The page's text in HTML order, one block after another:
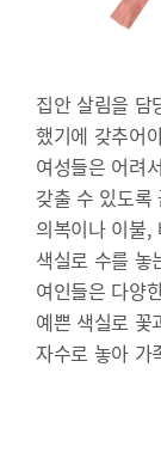
집안 살림을 담
했기에 갖추어
여성들은 어려
갖출 수 있도록
의복이나 이불,
색실로 수를 놓
여인들은 다양
예쁜 색실로 꽃
자수로 놓아 가